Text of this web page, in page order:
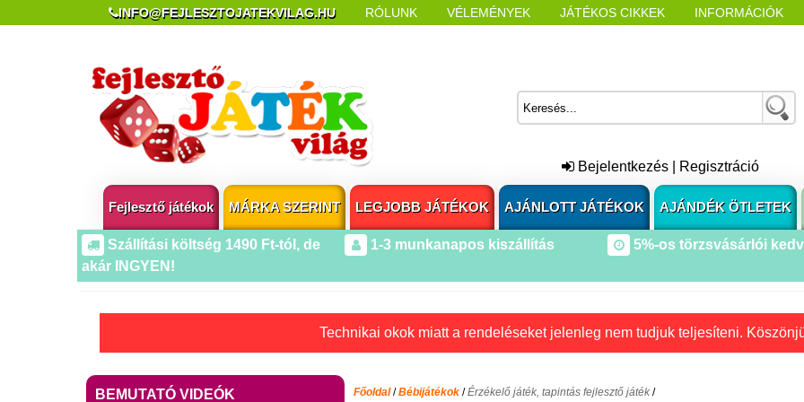
INFO@FEJLESZTOJATEKVILAG.HU RÓLUNK VÉLEMÉNYEK JÁTÉKOS CIKKEK INFORMÁCIÓK
Bejelentkezés Regisztráció
Fejlesztő játékok MÁRKA SZERINT LEGJOBB JÁTÉKOK AJÁNLOTT JÁTÉKOK AJÁNDÉK ÖTLETEK
Szállítási költség 1490 Ft-tól, de
akár INGYEN!
1-3 munkanapos kiszállítás 5%-os törzsvásárlói
Technikai okok miatt a rendeléseket jelenleg nem tudjuk teljesíteni.
BEMUTATÓ VIDEÓK Főoldal/Bébijátékok /Érzékelő játék, tapintás fejlesztő játék /